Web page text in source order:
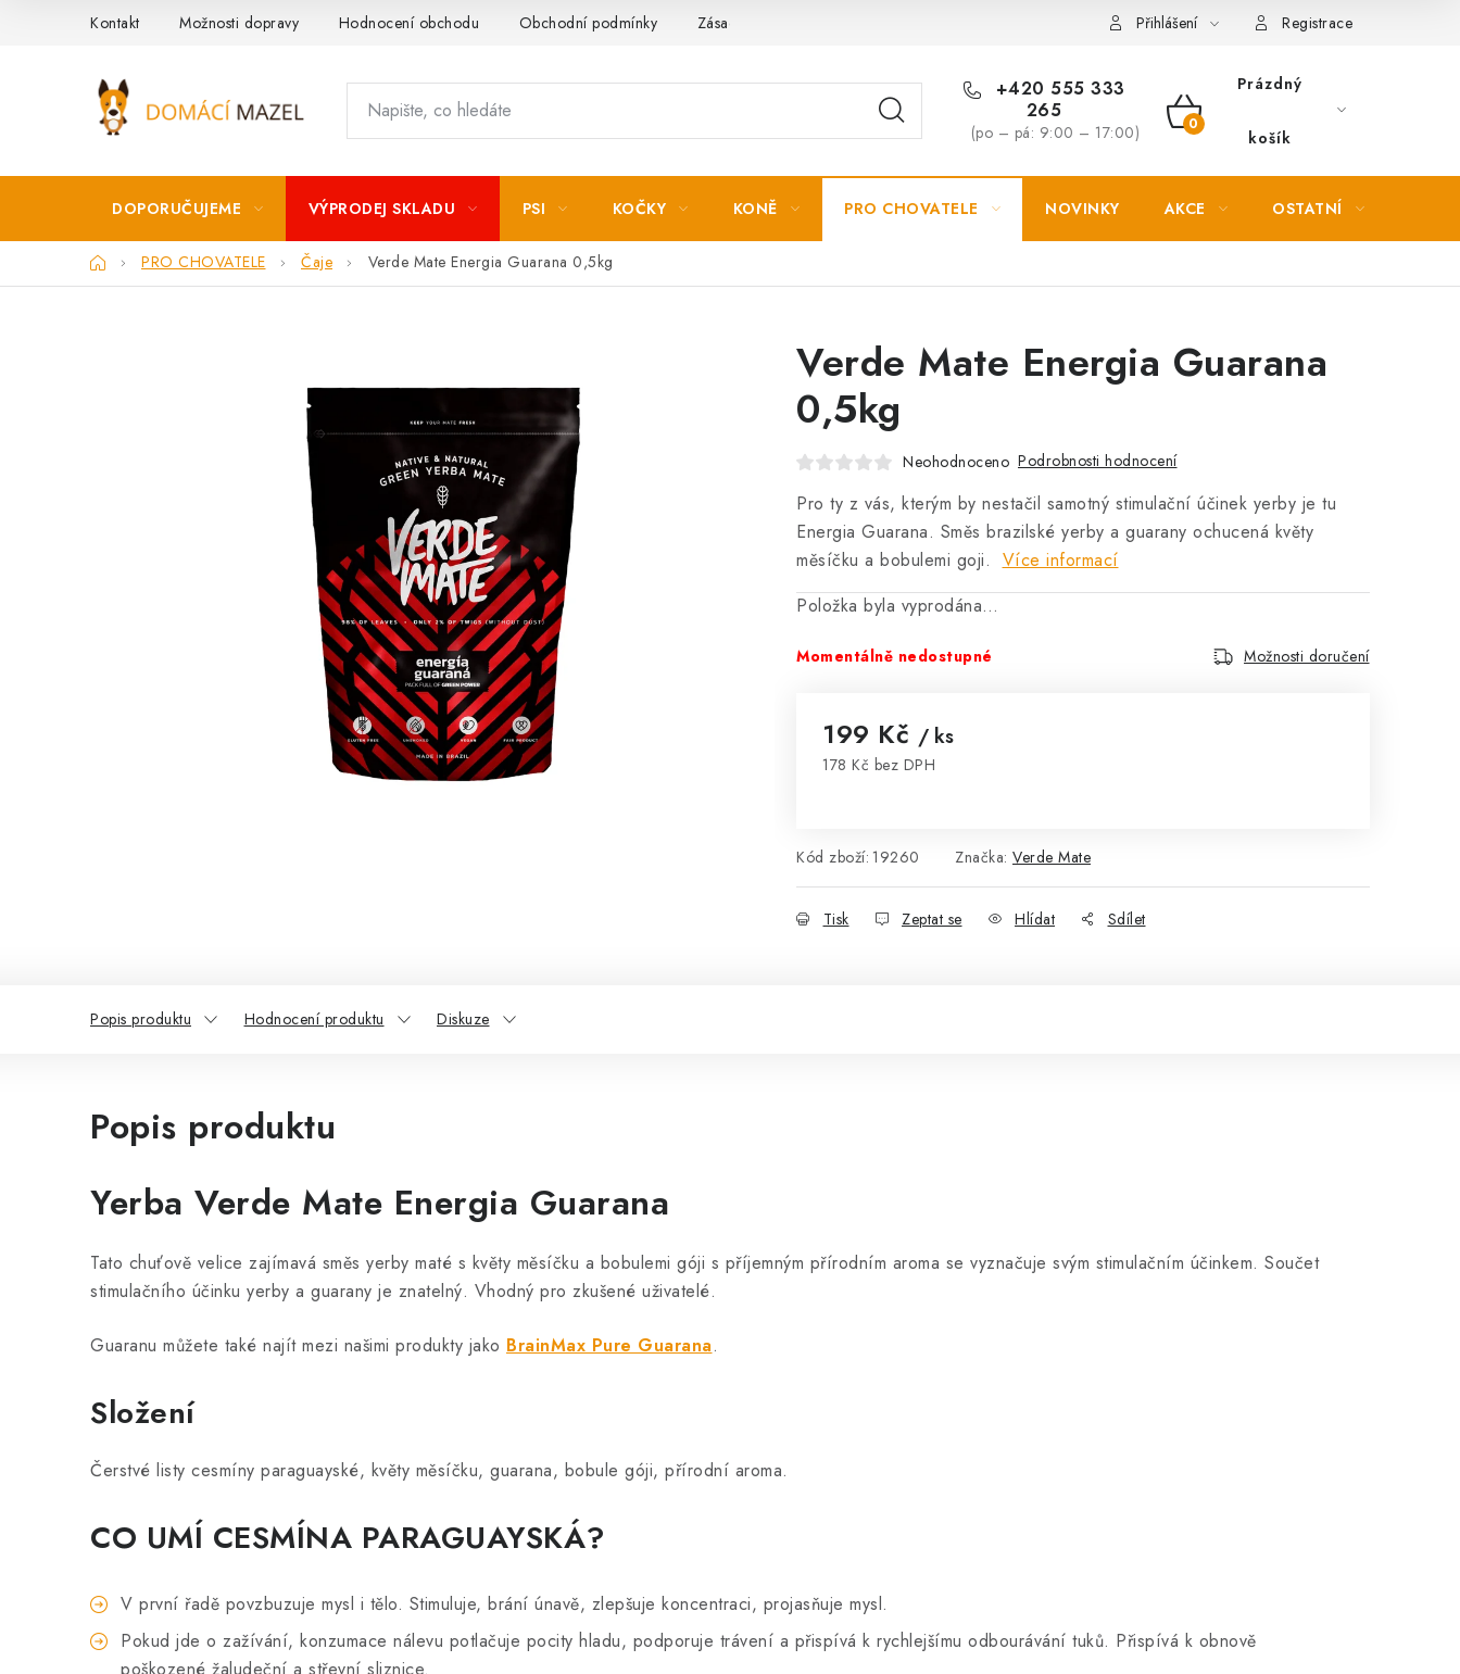
Kontakt Možnosti dopravy Hodnocení obchodu Obchodní podmínky Zásady zpracování osobních údajů Přihlášení Registrace
+420 555 333
265
(po – pá: 9:00 – 17:00)
NÁKUPNÍ
Prázdný
košík
DOPORUČUJEME VÝPRODEJ SKLADU PSI KOČKY KONĚ PRO CHOVATELE NOVINKY AKCE OSTATNÍ
DomůPRO CHOVATELE Čaje Verde Mate Energia Guarana 0,5kg
Verde Mate Energia Guarana
0,5kg
Neohodnoceno Podrobnosti hodnocení
Pro ty z vás, kterým by nestačil samotný stimulační účinek yerby je tu
Energia Guarana. Směs brazilské yerby a guarany ochucená květy
měsíčku a bobulemi goji. Více informací
Položka byla vyprodána…
Momentálně nedostupné Možnosti doručení
199 Kč / ks
178 Kč bez DPH
Kód zboží: 19260 Značka: Verde Mate
Tisk Zeptat se Hlídat Sdílet
Popis produktu Hodnocení produktu Diskuze
Popis produktu
Yerba Verde Mate Energia Guarana
Tato chuťově velice zajímavá směs yerby maté s květy měsíčku a bobulemi góji s příjemným přírodním aroma se vyznačuje svým stimulačním účinkem. Součet
stimulačního účinku yerby a guarany je znatelný. Vhodný pro zkušené uživatelé.
Guaranu můžete také najít mezi našimi produkty jako BrainMax Pure Guarana.
Složení
Čerstvé listy cesmíny paraguayské, květy měsíčku, guarana, bobule góji, přírodní aroma.
CO UMÍ CESMÍNA PARAGUAYSKÁ?
V první řadě povzbuzuje mysl i tělo. Stimuluje, brání únavě, zlepšuje koncentraci, projasňuje mysl.
Pokud jde o zažívání, konzumace nálevu potlačuje pocity hladu, podporuje trávení a přispívá k rychlejšímu odbourávání tuků. Přispívá k obnově